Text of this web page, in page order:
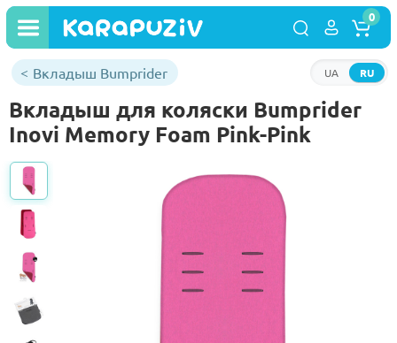
RU
UA
0
Вкладыш Bumprider
Вкладыш для коляски Bumprider
Inovi Memory Foam Pink-Pink